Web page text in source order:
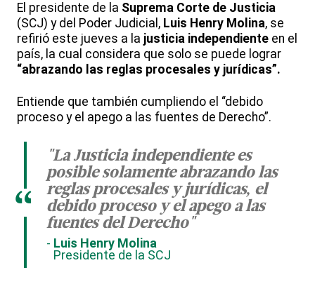
El presidente de la Suprema Corte de Justicia
(SCJ) y del Poder Judicial, Luis Henry Molina, se
refirió este jueves a la justicia independiente en el
país, la cual considera que solo se puede lograr
“abrazando las reglas procesales y jurídicas”.
Entiende que también cumpliendo el “debido
proceso y el apego a las fuentes de Derecho”.
"La Justicia independiente es
posible solamente abrazando las
reglas procesales y jurídicas, el
debido proceso y el apego a las
fuentes del Derecho"
Luis Henry Molina
Presidente de la SCJ
“